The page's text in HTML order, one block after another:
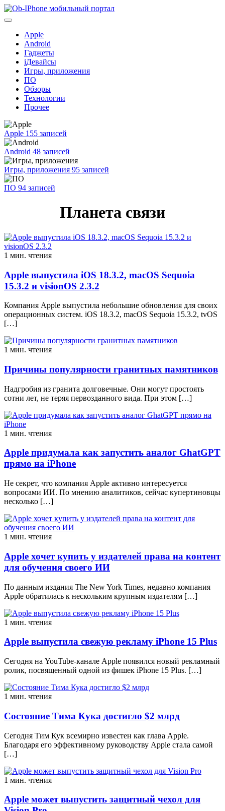
Перейти
к
Apple
Android
Гаджеты
iДевайсы
Игры, приложения
ПО
Обзоры
Технологии
Прочее
Apple 155 записей
Android 48 записей
Игры, приложения 95 записей
ПО 94 записей
Планета связи
1 мин. чтения
Apple выпустила iOS 18.3.2, macOS Sequoia
15.3.2 и visionOS 2.3.2
Компания Apple выпустила небольшие обновления для своих
операционных систем. iOS 18.3.2, macOS Sequoia 15.3.2, tvOS
[…]
1 мин. чтения
Причины популярности гранитных памятников
Надгробия из гранита долговечные. Они могут простоять
сотни лет, не теряя первозданного вида. При этом […]
1 мин. чтения
Apple придумала как запустить аналог GhatGPT
прямо на iPhone
Не секрет, что компания Apple активно интересуется
вопросами ИИ. По мнению аналитиков, сейчас купертиновцы
несколько […]
1 мин. чтения
Apple хочет купить у издателей права на контент
для обучения своего ИИ
По данным издания The New York Times, недавно компания
Apple обратилась к нескольким крупным издателям […]
1 мин. чтения
Apple выпустила свежую рекламу iPhone 15 Plus
Сегодня на YouTube-канале Apple появился новый рекламный
ролик, посвященный одной из фишек iPhone 15 Plus. […]
1 мин. чтения
Состояние Тима Кука достигло $2 млрд
Сегодня Тим Кук всемирно известен как глава Apple.
Благодаря его эффективному руководству Apple стала самой
[…]
1 мин. чтения
Apple может выпустить защитный чехол для